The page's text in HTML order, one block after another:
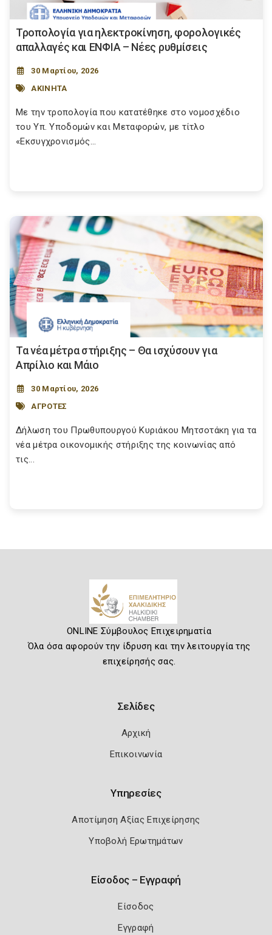
Τροπολογία για ηλεκτροκίνηση, φορολογικές
απαλλαγές και ΕΝΦΙΑ – Νέες ρυθμίσεις
30 Μαρτίου, 2026
ΑΚΙΝΗΤΑ
Με την τροπολογία που κατατέθηκε στο νομοσχέδιο
του Υπ. Υποδομών και Μεταφορών, με τίτλο
«Εκσυγχρονισμός...
Τα νέα μέτρα στήριξης – Θα ισχύσουν για
Απρίλιο και Μάιο
30 Μαρτίου, 2026
ΑΓΡΟΤΕΣ
Δήλωση του Πρωθυπουργού Κυριάκου Μητσοτάκη για τα
νέα μέτρα οικονομικής στήριξης της κοινωνίας από
τις...
ONLINE Σύμβουλος Επιχειρηματία
Όλα όσα αφορούν την ίδρυση και την λειτουργία της
επιχείρησής σας.
Σελίδες
Αρχική
Επικοινωνία
Υπηρεσίες
Αποτίμηση Αξίας Επιχείρησης
Υποβολή Ερωτημάτων
Είσοδος – Εγγραφή
Είσοδος
Εγγραφή